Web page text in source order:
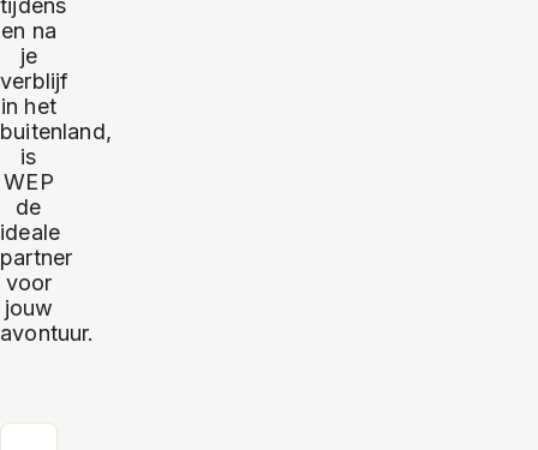
tijdens
en na
je
verblijf
in het
buitenland,
is
WEP
de
ideale
partner
voor
jouw
avontuur.